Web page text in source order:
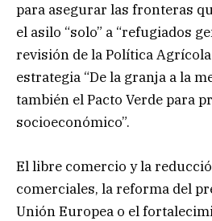
para asegurar las fronteras
el asilo “solo” a “refugiados
revisión de la Política
estrategia “De la granja a la
también el Pacto Verde para
socioeconómico”.
El libre comercio y la
comerciales, la reforma del
Unión Europea o el